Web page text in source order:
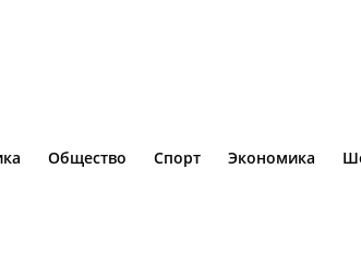
Общество Спорт Экономика